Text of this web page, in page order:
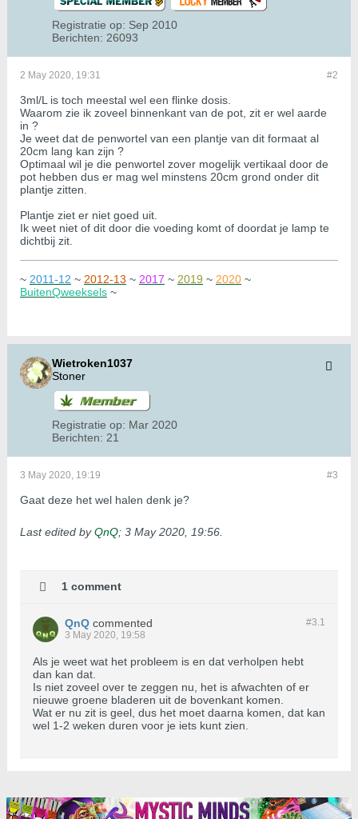
Registratie op: Sep 2010
Berichten: 26093
#2
2 May 2020, 19:31
3ml/L is toch meestal wel een flinke dosis.
Waarom zie ik zoveel binnenkant van de pot, zit er wel aarde
in ?
Je weet dat de penwortel van een plantje van dit formaat al
20cm lang kan zijn ?
Optimaal wil je die penwortel zover mogelijk vertikaal door de
pot hebben dus er mag wel minstens 20cm grond onder dit
plantje zitten.
Plantje ziet er niet goed uit.
Ik weet niet of dit door die voeding komt of doordat je lamp te
dichtbij zit.
~ 2011-12 ~ 2012-13 ~ 2017 ~ 2019 ~ 2020 ~
BuitenQweeksels ~
Wietroken1037
Stoner
Registratie op: Mar 2020
Berichten: 21
#3
3 May 2020, 19:19
Gaat deze het wel halen denk je?
Last edited byQnQ; 3 May 2020, 19:56
1 comment
#3.1
QnQ commented
3 May 2020, 19:58
Als je weet wat het probleem is en dat verholpen hebt
dan kan dat.
Is niet zoveel over te zeggen nu, het is afwachten of er
nieuwe groene bladeren uit de bovenkant komen.
Wat er nu zit is geel, dus het moet daarna komen, dat kan
wel 1-2 weken duren voor je iets kunt zien.